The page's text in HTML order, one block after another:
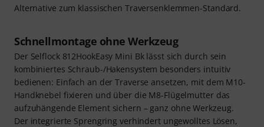
Alternative zum klassischen Traversenklemmen-Standard.
Schnellmontage ohne Werkzeug
Der Selflock 812HookEasy Mini Bk lässt sich durch sein
kombiniertes Schraub-/Hakensystem besonders intuitiv
bedienen: Einfach an der Traverse ansetzen, mit dem M10-
Handknebel fixieren und über die M8-Flügelmutter das
aufzuhängende Element sichern – ganz ohne Werkzeug.
Der integrierte Sprengring verhindert ungewolltes Lösen,